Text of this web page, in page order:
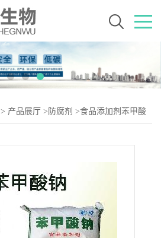
> 产品展厅 > 防腐剂 >食品添加剂苯甲酸